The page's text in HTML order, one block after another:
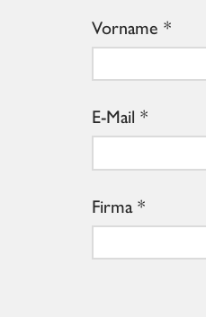
Vorname
E-Mail
Firma